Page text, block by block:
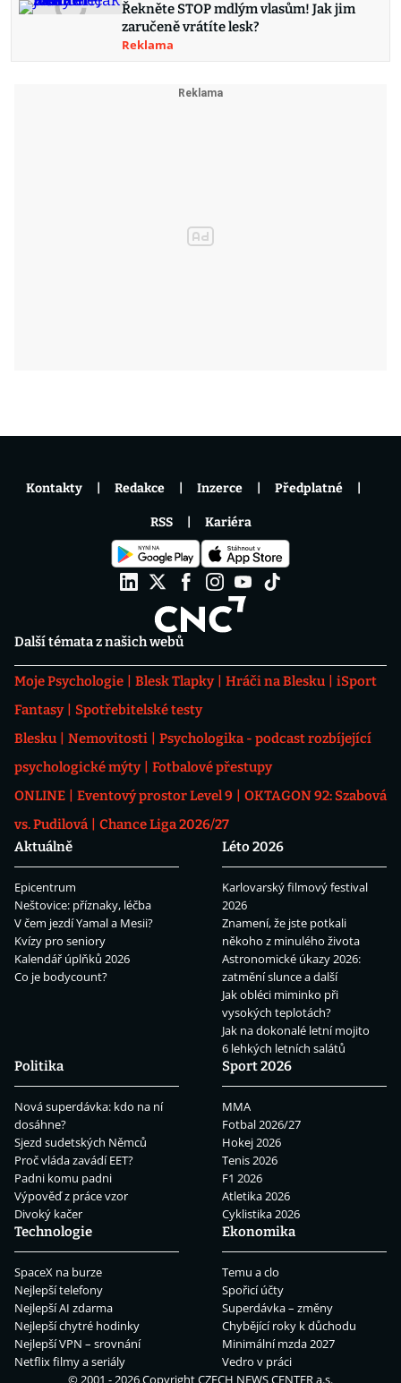
Řekněte STOP mdlým vlasům! Jak jim
zaručeně vrátíte lesk?
Reklama
Další témata z našich webů
Moje Psychologie Blesk Tlapky Hráči na Blesku
iSport
Fantasy
Spotřebitelské testy
Blesku
Nemovitosti
Psychologika - podcast rozbíjející
psychologické mýty
Fotbalové přestupy
ONLINE
Eventový prostor Level 9
OKTAGON 92: Szabová
vs. Pudilová
Chance Liga 2026/27
Aktuálně
Epicentrum
Neštovice: příznaky, léčba
V čem jezdí Yamal a Mesii?
Kvízy pro seniory
Kalendář úplňků 2026
Co je bodycount?
Léto 2026
Karlovarský filmový festival
2026
Znamení, že jste potkali
někoho z minulého života
Astronomické úkazy 2026:
zatmění slunce a další
Jak obléci miminko při
vysokých teplotách?
Jak na dokonalé letní mojito
6 lehkých letních salátů
Politika
Nová superdávka: kdo na ní
dosáhne?
Sjezd sudetských Němců
Proč vláda zavádí EET?
Padni komu padni
Výpověď z práce vzor
Divoký kačer
Sport 2026
MMA
Fotbal 2026/27
Hokej 2026
Tenis 2026
F1 2026
Atletika 2026
Cyklistika 2026
Technologie
SpaceX na burze
Nejlepší telefony
Nejlepší AI zdarma
Nejlepší chytré hodinky
Nejlepší VPN – srovnání
Netflix filmy a seriály
Ekonomika
Temu a clo
Spořicí účty
Superdávka – změny
Chybějící roky k důchodu
Minimální mzda 2027
Vedro v práci
Kontakty Redakce Inzerce Předplatné
RSS Kariéra
© 2001 - 2026 CopyrightCZECH NEWS CENTER a.s.